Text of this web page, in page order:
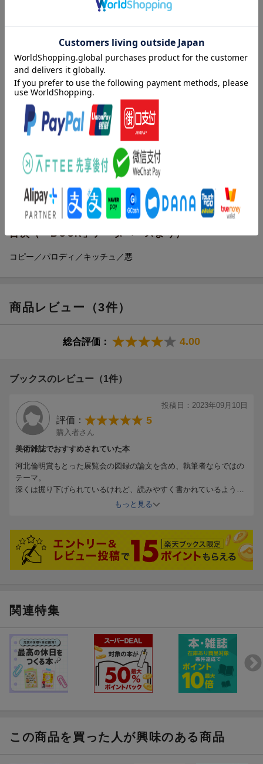
〈わるさ〉が語る、もうひとつの戦後日本文化史。
コピーと芸術家のもつれあい、マンガと美術のすれちがい、石子
順造の思想、
赤瀬川原平と器用人、そして「食人」の教え……。
美術と雑種的な視覚文化を混交させる展覧会を企画してきた
異色の学芸員による、ゆかいな複製文化論。
アウトかセーフかの呪縛からの解放のために。
すべての持たざる者たちのために。
硬直化した思考をときほぐす、笑える批評の登場！
不幸なる芸術
ファウルブックは存在しない（解題・不幸なる芸術）
1 コピー
コピーの何が怖いのか？
ゼログラフィック・ラヴ
植田正治にご用心ーー記念写真とは何か
未確認芸術形式パロディーーことのあらましと私見
〇年代前後左右
二重の声を聞けーーいわゆるパロディ裁判から
パロディの定義、テクストの権利
「的世界」で考えたこと
匿名の肉体にさわるにはーー石子順造的世界の手引き
石子順造と千円札裁判
「トリックス・アンド・ヴィジョン展ーー盗まれた眼」--一九六八
年の交点と亀裂
口上 歌が生まれるとき（祈祷師たちのマテリアリズム）
俗悪の栄えーー漫画と美術の微妙な関係
岡本太郎の《夜明け》と《森の掟》についての覚え書き
リキッド・キッドの超能力ーー篠原有司男(ギュウちゃん)の音声と
修辞学
目が泳ぐーーいわさきちひろの絵で起こっていること
あとがき
内容紹介（「BOOK」データベースより）
芸術するとはけしからん。コピーはなぜ怖い？パロディは犯罪
か？〈不幸なる芸術〉とは何か？石子順造、岡本太郎、赤瀬川原
平、いわさきちひろ、上田正治、篠原有司男、千円札裁判、パロ
ディ裁判、ディスカバー・ジャパン戦争…。戦後文化を照らす、
ゆかいで不審な応用問題集。正しさからの解放のために。
目次（「BOOK」データベースより）
コピー／パロディ／キッチュ／悪
商品レビュー（3件）
総合評価： 4.00
ブックスのレビュー（1件）
投稿日：2023年09月10日
評価： 5
購入者さん
美術雑誌でおすすめされていた本
河北倫明賞もとった展覧会の図録の論文を含め、執筆者ならではの
テーマ。
深くは掘り下げられているけれど、読みやすく書かれているように
買って後悔はないです。
もっと見る
関連特集
この商品を買った人が興味のある商品